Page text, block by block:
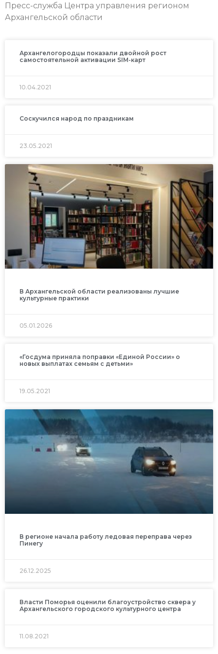
Пресс-служба Центра управления регионом
Архангельской области
Архангелогородцы показали двойной рост
самостоятельной активации SIM-карт
10.04.2021
Соскучился народ по праздникам
23.05.2021
В Архангельской области реализованы лучшие
культурные практики
05.01.2026
«Госдума приняла поправки «Единой России» о
новых выплатах семьям с детьми»
19.05.2021
В регионе начала работу ледовая переправа через
Пинегу
26.12.2025
Власти Поморья оценили благоустройство сквера у
Архангельского городского культурного центра
11.08.2021